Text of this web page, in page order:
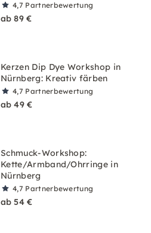
4,7 Partnerbewertung
ab 89 €
Kerzen Dip Dye Workshop in
Nürnberg: Kreativ färben
4,7 Partnerbewertung
ab 49 €
Schmuck-Workshop:
Kette/Armband/Ohrringe in
Nürnberg
4,7 Partnerbewertung
ab 54 €